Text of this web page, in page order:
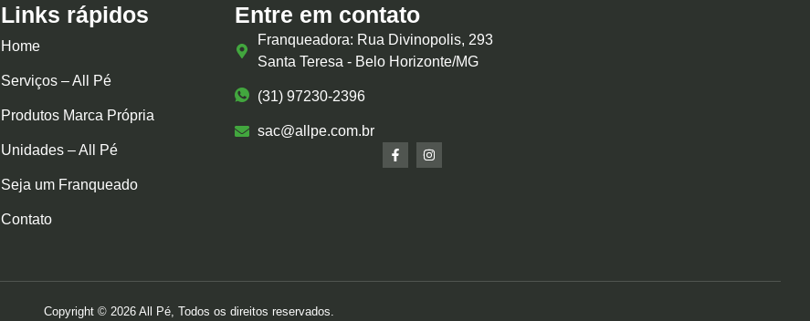
Links rápidos
Home
Serviços – All Pé
Produtos Marca Própria
Unidades – All Pé
Seja um Franqueado
Contato
Entre em contato
Franqueadora: Rua Divinopolis, 293
Santa Teresa - Belo Horizonte/MG
(31) 97230-2396
sac@allpe.com.br
Copyright © 2026 All Pé, Todos os direitos reservados.